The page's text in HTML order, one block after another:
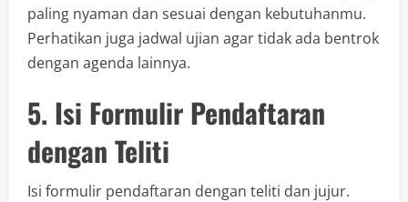
paling nyaman dan sesuai dengan kebutuhanmu.
Perhatikan juga jadwal ujian agar tidak ada bentrok
dengan agenda lainnya.
5. Isi Formulir Pendaftaran
dengan Teliti
Isi formulir pendaftaran dengan teliti dan jujur.